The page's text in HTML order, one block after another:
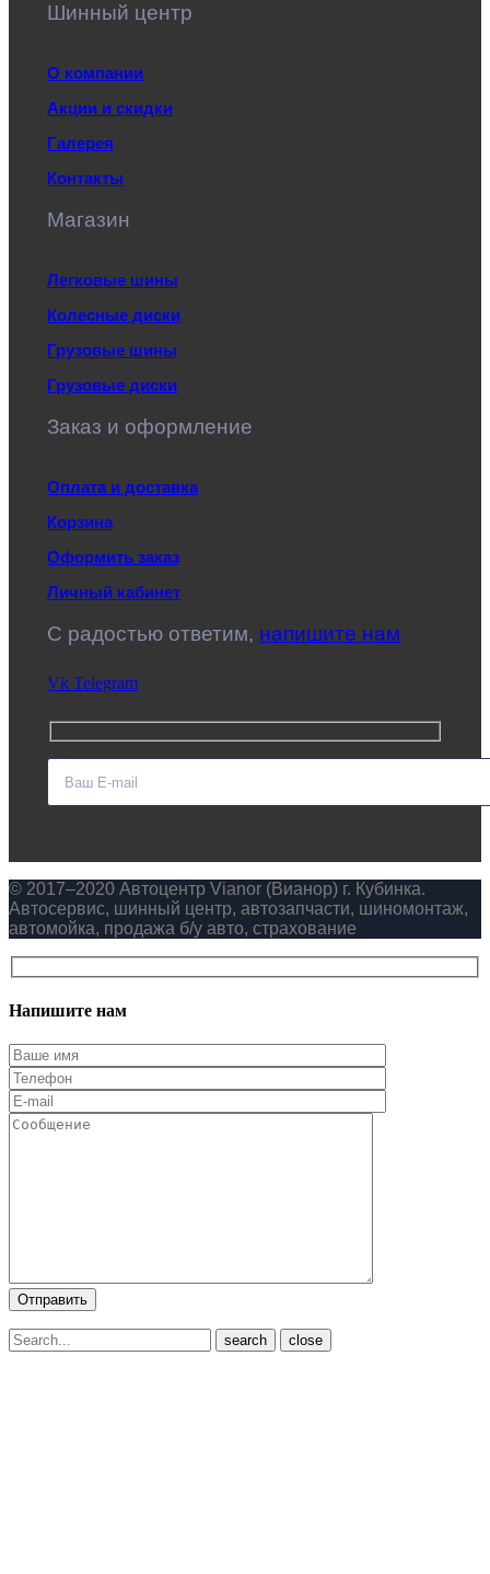
Шинный центр
О компании
Акции и скидки
Галерея
Контакты
Магазин
Легковые шины
Колесные диски
Грузовые шины
Грузовые диски
Заказ и оформление
Оплата и доставка
Корзина
Оформить заказ
Личный кабинет
C радостью ответим, напишите нам
Vk Telegram
© 2017–2020 Автоцентр Vianor (Вианор) г. Кубинка.
Автосервис, шинный центр, автозапчасти, шиномонтаж,
автомойка, продажа б/у авто, страхование
Напишите нам
close